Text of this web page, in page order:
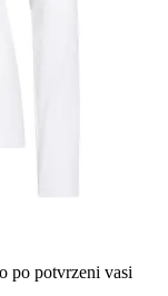
po potvrzeni vasi